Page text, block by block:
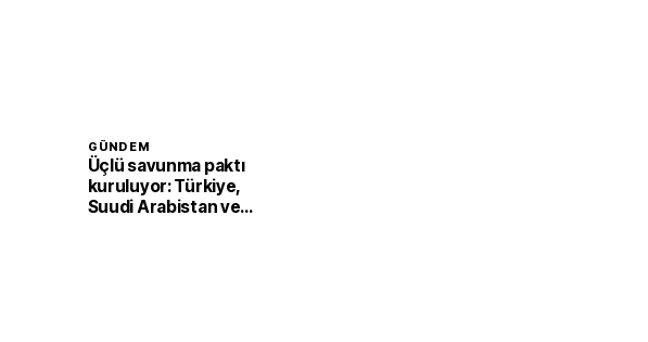
GÜNDEM
Üçlü savunma paktı
kuruluyor: Türkiye,
Suudi Arabistan ve